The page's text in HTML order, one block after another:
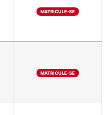
MATRICULE-SE
MATRICULE-SE